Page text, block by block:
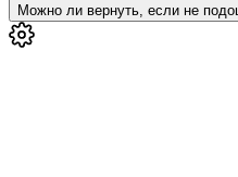
Можно ли вернуть, если не